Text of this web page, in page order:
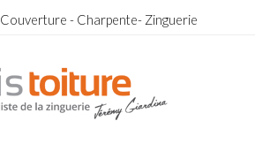
- Charpente- Zinguerie